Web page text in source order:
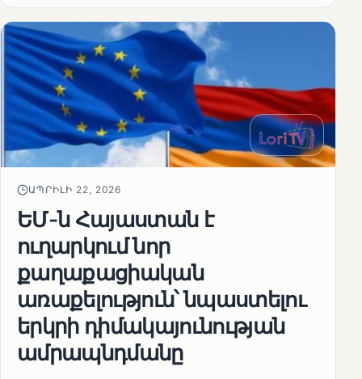
ԱՊՐԻԼԻ 22, 2026
ԵՄ-ն Հայաստան է
ուղարկում նոր
քաղաքացիական
առաքելություն՝ նպաստելու
երկրի դիմակայունության
ամրապնդմանը